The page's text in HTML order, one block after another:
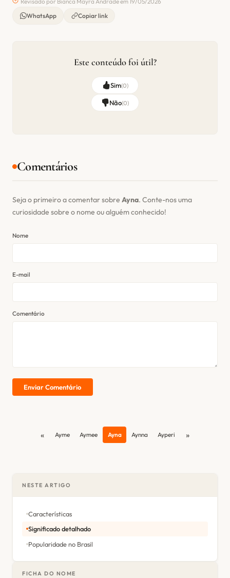
WhatsApp
Copiar link
Este conteúdo foi útil?
Sim(0)
Não(0)
Comentários
Seja o primeiro a comentar sobre Ayna. Conte-nos uma
curiosidade sobre o nome ou alguém conhecido!
Nome
E-mail
Comentário
Enviar Comentário
« Ayme Aymee Ayna Aynna Ayperi »
NESTE ARTIGO
Características
Significado detalhado
Popularidade no Brasil
FICHA DO NOME